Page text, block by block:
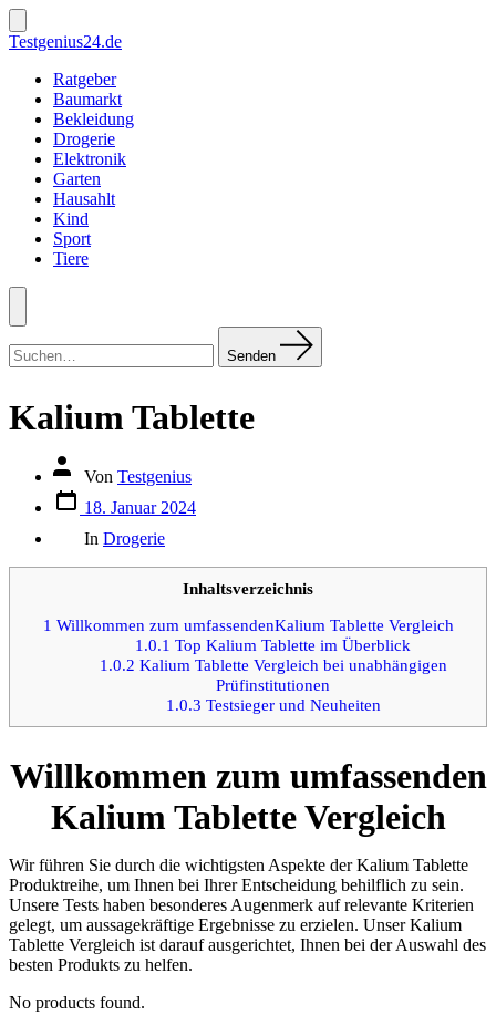
Zum
Inhalt
springen
Suche
ein-/ausblenden
Testgenius24.de
Ratgeber
Baumarkt
Bekleidung
Drogerie
Elektronik
Garten
Hausahlt
Kind
Sport
Tiere
Menü
nach:
Senden
Kalium Tablette
Autor
Beitrags
Von Testgenius
Datum
des
Beitrags
18. Januar 2024
In Drogerie
Inhaltsverzeichnis
1 Willkommen zum umfassendenKalium Tablette Vergleich
1.0.1 Top Kalium Tablette im Überblick
1.0.2 Kalium Tablette Vergleich bei unabhängigen
Prüfinstitutionen
1.0.3 Testsieger und Neuheiten
Willkommen zum umfassenden
Kalium Tablette Vergleich
Wir führen Sie durch die wichtigsten Aspekte der Kalium Tablette
Produktreihe, um Ihnen bei Ihrer Entscheidung behilflich zu sein.
Unsere Tests haben besonderes Augenmerk auf relevante Kriterien
gelegt, um aussagekräftige Ergebnisse zu erzielen. Unser Kalium
Tablette Vergleich ist darauf ausgerichtet, Ihnen bei der Auswahl des
besten Produkts zu helfen.
No products found.